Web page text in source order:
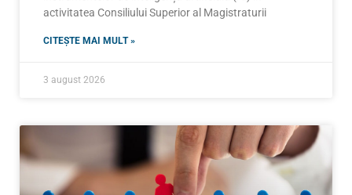
activitatea Consiliului Superior al Magistraturii
CITEȘTE MAI MULT »
3 august 2026